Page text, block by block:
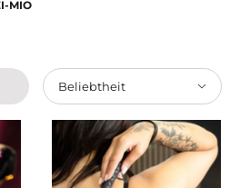
MIO
Beliebtheit